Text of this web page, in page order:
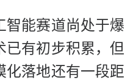
智能赛道尚处于爆
已有初步积累，但
化落地还有一段距